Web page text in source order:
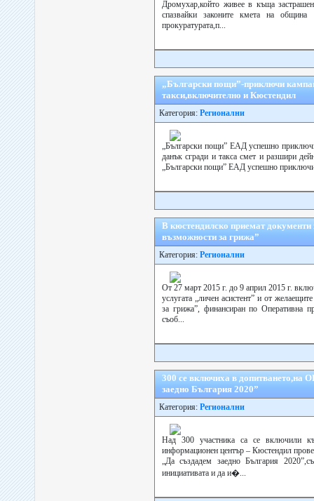
Дромухар,който живее в къща
спазвайки законите кмета на община
прокуратурата,п...
„Български пощи”-приключи
такси,включително и Кюстендил
Категория: Регионални
„Български пощи” ЕАД успешно
данък сгради и такса смет и разшири
„Български пощи” ЕАД успешно приключи
В кюстендилско приемат документи
възможности за грижа”
Категория: Регионални
От 27 март 2015 г. до 9 април 2015 г.
услугата „личен асистент” и от
за грижа”, финансиран по Оперативна
съоб...
300 се включиха в допитването,на
заедно България 2020”
Категория: Регионални
Над 300 участника са се включили
информационен център – Кюстендил
„Да създадем заедно България
инициативата и да и�...